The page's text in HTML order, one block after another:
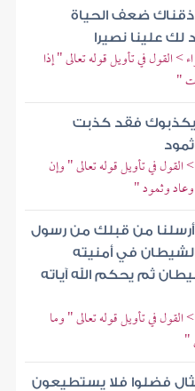
ضعف الحياة
علينا نصيرا
القول في تأويل قوله تعالى " إذا
"
يكذبوك فقد كذبت
في تأويل قوله تعالى " وإن
وثمود "
أرسلنا من قبلك من رسول
الشيطان في أمنيته
ثم يحكم الله آياته
في تأويل قوله تعالى " وما
"
فضلوا فلا يستطيعون